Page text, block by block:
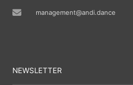
management@andi.dance
NEWSLETTER